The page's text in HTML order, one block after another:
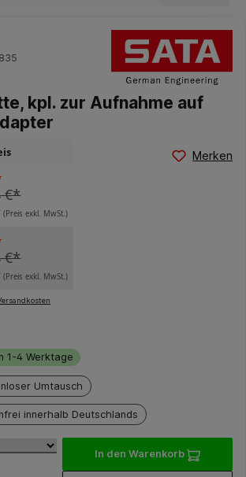
kpl. zur Aufnahme auf
€*
(Preis exkl. MwSt.)
€*
(Preis exkl. MwSt.)
Merken
1-4 Werktage
Umtausch
innerhalb Deutschlands
In den Warenkorb